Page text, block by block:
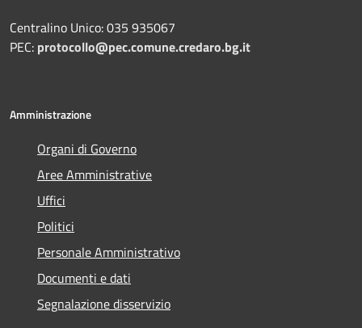
Centralino Unico: 035 935067
PEC: protocollo@pec.comune.credaro.bg.it
Amministrazione
Organi di Governo
Aree Amministrative
Uffici
Politici
Personale Amministrativo
Documenti e dati
Segnalazione disservizio